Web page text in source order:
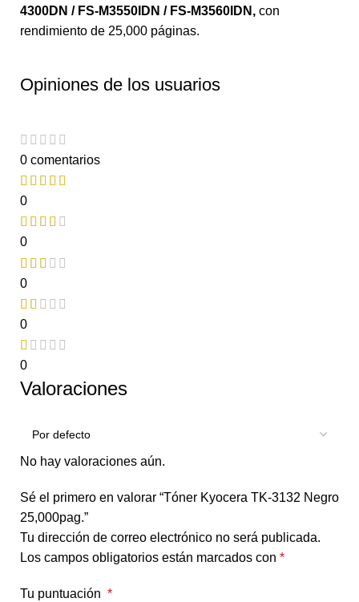
4300DN / FS-M3550IDN / FS-M3560IDN , con
rendimiento de 25,000 páginas.
Opiniones de los usuarios
0 comentarios
0
0
0
0
0
Valoraciones
No hay valoraciones aún.
Sé el primero en valorar “Tóner Kyocera TK-3132 Negro
25,000pag.”
Tu dirección de correo electrónico no será publicada.
Los campos obligatorios están marcados con *
Tu puntuación *